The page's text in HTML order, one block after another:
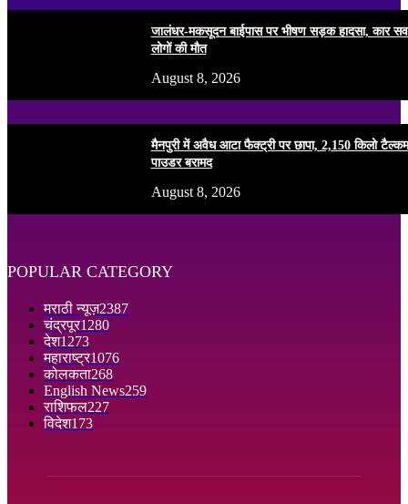
जालंधर-मकसूदन बाईपास पर भीषण सड़क हादसा, कार
लोगों की मौत
August 8, 2026
मैनपुरी में अवैध आटा फैक्ट्री पर छापा, 2,150 किलो टैल्कम
पाउडर बरामद
August 8, 2026
POPULAR CATEGORY
मराठी न्यूज़2387
चंद्रपूर1280
देश1273
महाराष्ट्र1076
कोलकता268
English News259
राशिफल227
विदेश173